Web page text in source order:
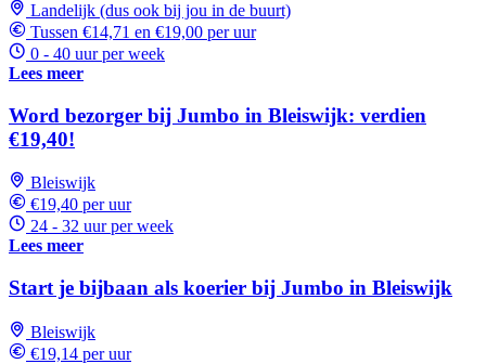
Landelijk (dus ook bij jou in de buurt)
Tussen €14,71 en €19,00 per uur
0 - 40 uur per week
Lees meer
Word bezorger bij Jumbo in Bleiswijk: verdien
€19,40!
Bleiswijk
€19,40 per uur
24 - 32 uur per week
Lees meer
Start je bijbaan als koerier bij Jumbo in Bleiswijk
Bleiswijk
€19,14 per uur